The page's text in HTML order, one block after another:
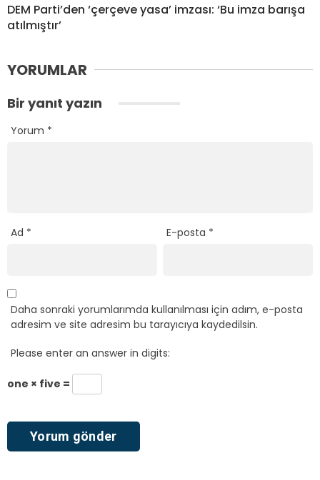
DEM Parti’den ‘çerçeve yasa’ imzası: ‘Bu imza barışa
atılmıştır’
YORUMLAR
Bir yanıt yazın
Yorum *
Ad * E-posta *
Daha sonraki yorumlarımda kullanılması için adım, e-posta
adresim ve site adresim bu tarayıcıya kaydedilsin.
Please enter an answer in digits:
one × five =